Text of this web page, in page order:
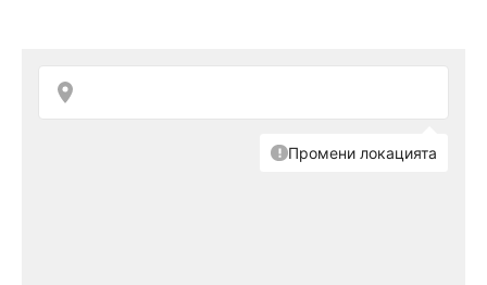
Папи Ханс и добави, че цялото му
присъствие в "Dancing Stars" е било 100